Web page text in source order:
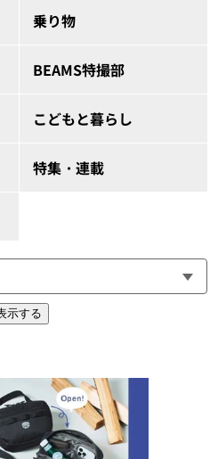
乗り物
BEAMS特撮部
こどもと暮らし
特集・連載
示する